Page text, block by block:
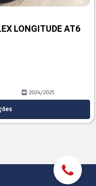
LONGITUDE AT6
2024/2025